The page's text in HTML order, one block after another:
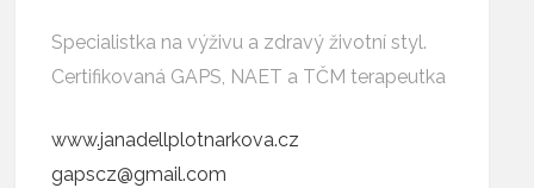
Specialistka na výživu a zdravý životní styl.
Certifikovaná GAPS, NAET a TČM terapeutka
www.janadellplotnarkova.cz
gapscz@gmail.com